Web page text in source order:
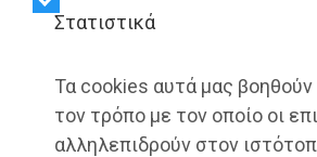
Στατιστικά
Τα cookies αυτά μας
τον τρόπο με τον οποίο οι
αλληλεπιδρούν στον
Νέα Μάκρη - ΥΓΕΙΑ
07/08/2026